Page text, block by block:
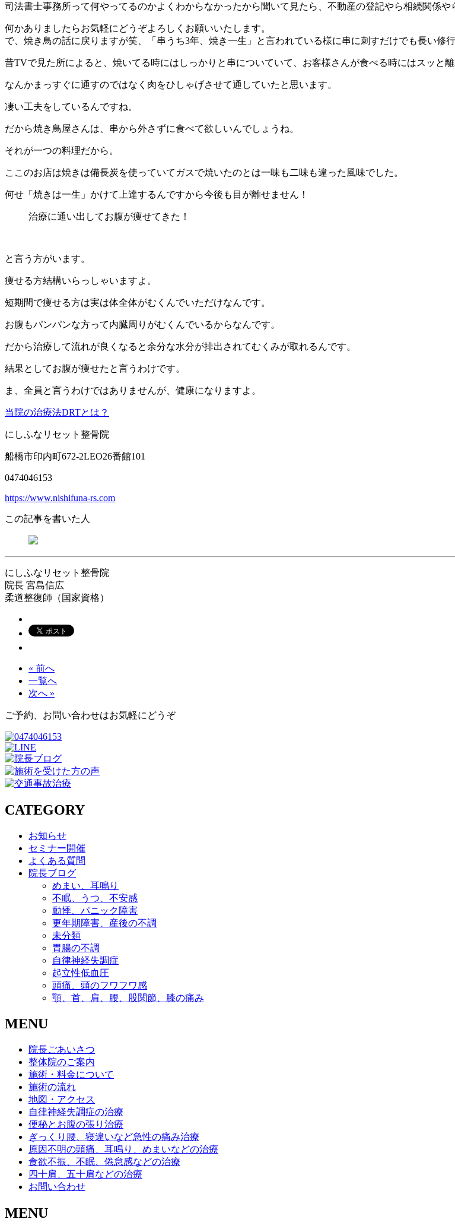
司法書士事務所って何やってるのかよくわからなかったから聞いて見たら、不動産の登記やら相続関係
何かありましたらお気軽にどうぞよろしくお願いいたします。
で、焼き鳥の話に戻りますが笑、「串うち3年、焼き一生」と言われている様に串に刺すだけでも長い修
昔TVで見た所によると、焼いてる時にはしっかりと串についていて、お客様さんが食べる時にはスッと
なんかまっすぐに通すのではなく肉をひしゃげさせて通していたと思います。
凄い工夫をしているんですね。
だから焼き鳥屋さんは、串から外さずに食べて欲しいんでしょうね。
それが一つの料理だから。
ここのお店は焼きは備長炭を使っていてガスで焼いたのとは一味も二味も違った風味でした。
何せ「焼きは一生」かけて上達するんですから今後も目が離せません！
治療に通い出してお腹が痩せてきた！
と言う方がいます。
痩せる方結構いらっしゃいますよ。
短期間で痩せる方は実は体全体がむくんでいただけなんです。
お腹もパンパンな方って内臓周りがむくんでいるからなんです。
だから治療して流れが良くなると余分な水分が排出されてむくみが取れるんです。
結果としてお腹が痩せたと言うわけです。
ま、全員と言うわけではありませんが、健康になりますよ。
当院の治療法DRTとは？
にしふなリセット整骨院
船橋市印内町672-2LEO26番館101
0474046153
https://www.nishifuna-rs.com
この記事を書いた人
にしふなリセット整骨院
院長 宮島信広
柔道整復師（国家資格）
« 前へ
一覧へ
次へ »
ご予約、お問い合わせはお気軽にどうぞ
CATEGORY
お知らせ
セミナー開催
よくある質問
院長ブログ
めまい、耳鳴り
不眠、うつ、不安感
動悸、パニック障害
更年期障害、産後の不調
未分類
胃腸の不調
自律神経失調症
起立性低血圧
頭痛、頭のフワフワ感
顎、首、肩、腰、股関節、膝の痛み
MENU
院長ごあいさつ
整体院のご案内
施術・料金について
施術の流れ
地図・アクセス
自律神経失調症の治療
便秘とお腹の張り治療
ぎっくり腰、寝違いなど急性の痛み治療
原因不明の頭痛、耳鳴り、めまいなどの治療
食欲不振、不眠、倦怠感などの治療
四十肩、五十肩などの治療
お問い合わせ
MENU